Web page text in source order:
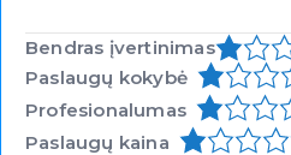
Bendras įvertinimas
Paslaugų kokybė
Profesionalumas
Paslaugų kaina